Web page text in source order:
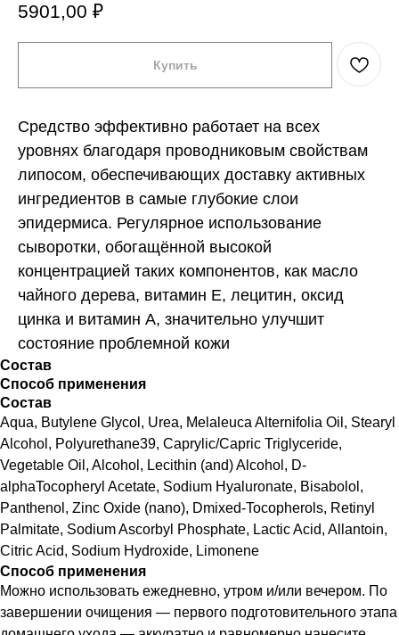
5901,00 ₽
Купить
Средство эффективно работает на всех
уровнях благодаря проводниковым свойствам
липосом, обеспечивающих доставку активных
ингредиентов в самые глубокие слои
эпидермиса. Регулярное использование
сыворотки, обогащённой высокой
концентрацией таких компонентов, как масло
чайного дерева, витамин Е, лецитин, оксид
цинка и витамин А, значительно улучшит
состояние проблемной кожи
Состав
Способ применения
Состав
Aqua, Butylene Glycol, Urea, Melaleuca Alternifolia Oil, Stearyl
Alcohol, Polyurethane39, Caprylic/Capric Triglyceride,
Vegetable Oil, Alcohol, Lecithin (and) Alcohol, D-
alphaTocopheryl Acetate, Sodium Hyaluronate, Bisabolol,
Panthenol, Zinc Oxide (nano), Dmixed-Tocopherols, Retinyl
Palmitate, Sodium Ascorbyl Phosphate, Lactic Acid, Allantoin,
Citric Acid, Sodium Hydroxide, Limonene
Способ применения
Можно использовать ежедневно, утром и/или вечером. По
завершении очищения ― первого подготовительного этапа